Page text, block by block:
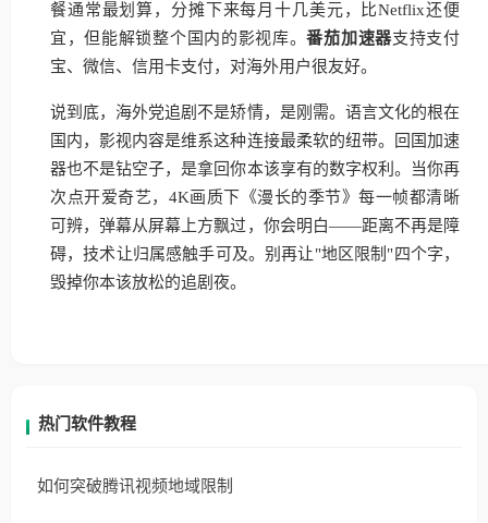
餐通常最划算，分摊下来每月十几美元，比Netflix还便
宜，但能解锁整个国内的影视库。番茄加速器支持支付
宝、微信、信用卡支付，对海外用户很友好。
说到底，海外党追剧不是矫情，是刚需。语言文化的根在
国内，影视内容是维系这种连接最柔软的纽带。回国加速
器也不是钻空子，是拿回你本该享有的数字权利。当你再
次点开爱奇艺，4K画质下《漫长的季节》每一帧都清晰
可辨，弹幕从屏幕上方飘过，你会明白——距离不再是障
碍，技术让归属感触手可及。别再让"地区限制"四个字，
毁掉你本该放松的追剧夜。
热门软件教程
如何突破腾讯视频地域限制